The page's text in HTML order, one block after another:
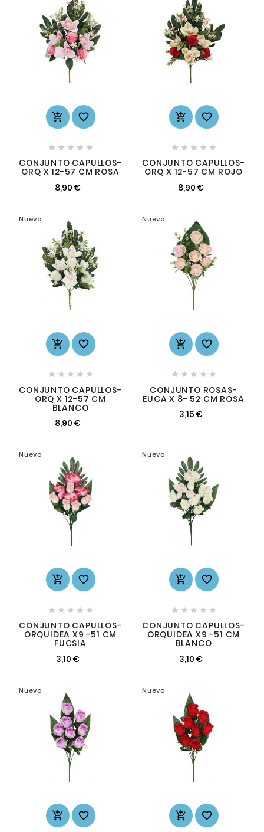
 
    
CONJUNTO CAPULLOS-
ORQ X 12-57 CM ROSA
8,90 €
 
    
CONJUNTO CAPULLOS-
ORQ X 12-57 CM ROJO
8,90 €
Nuevo
 
    
CONJUNTO CAPULLOS-
ORQ X 12-57 CM
BLANCO
8,90 €
Nuevo
 
    
CONJUNTO ROSAS-
EUCA X 8- 52 CM ROSA
3,15 €
Nuevo
 
    
CONJUNTO CAPULLOS-
ORQUIDEA X9 -51 CM
FUCSIA
3,10 €
Nuevo
 
    
CONJUNTO CAPULLOS-
ORQUIDEA X9 -51 CM
BLANCO
3,10 €
Nuevo
 
Nuevo
 